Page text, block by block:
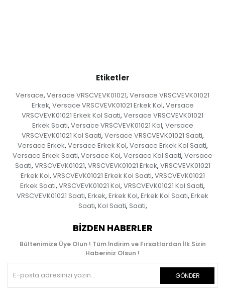
Etiketler
Versace, Versace VRSCVEVK01021, Versace VRSCVEVK01021
Erkek, Versace VRSCVEVK01021 Erkek Kol, Versace
VRSCVEVK01021 Erkek Kol Saati, Versace VRSCVEVK01021
Erkek Saati, Versace VRSCVEVK01021 Kol, Versace
VRSCVEVK01021 Kol Saati, Versace VRSCVEVK01021 Saati,
Versace Erkek, Versace Erkek Kol, Versace Erkek Kol Saati,
Versace Erkek Saati, Versace Kol, Versace Kol Saati, Versace
Saati, VRSCVEVK01021, VRSCVEVK01021 Erkek, VRSCVEVK01021
Erkek Kol, VRSCVEVK01021 Erkek Kol Saati, VRSCVEVK01021
Erkek Saati, VRSCVEVK01021 Kol, VRSCVEVK01021 Kol Saati,
VRSCVEVK01021 Saati, Erkek, Erkek Kol, Erkek Kol Saati, Erkek
Saati, Kol Saati, Saati,
BIZDEN HABERLER
Bültenimize Üye Olun ! Tüm İndirim ve Fırsatlardan İlk Sizin
Haberiniz Olsun !
GÖNDER